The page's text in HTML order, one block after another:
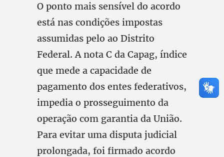
O ponto mais sensível do acordo
está nas condições impostas
assumidas pelo ao Distrito
Federal. A nota C da Capag, índice
que mede a capacidade de
pagamento dos entes federativos,
impedia o prosseguimento da
operação com garantia da União.
Para evitar uma disputa judicial
prolongada, foi firmado acordo